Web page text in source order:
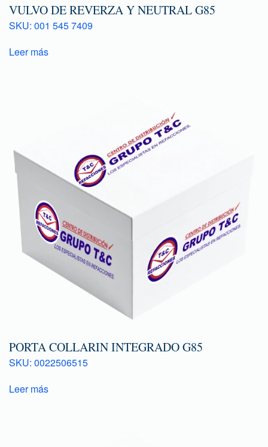
VULVO DE REVERZA Y NEUTRAL G85
SKU: 001 545 7409
Leer más
PORTA COLLARIN INTEGRADO G85
SKU: 0022506515
Leer más